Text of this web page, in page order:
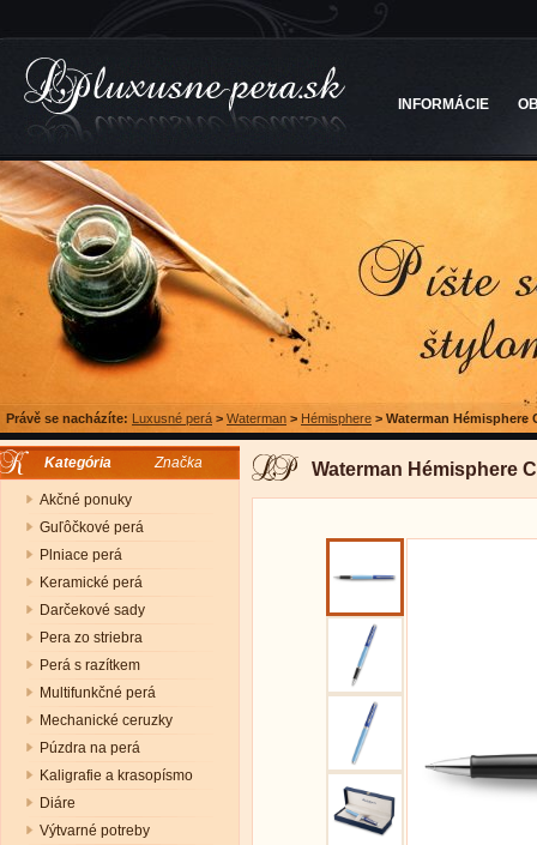
INFORMÁCIE
Právě se nacházíte: Luxusné perá > Waterman > Hémisphere > Waterman Hémisphere
Kategória Značka
Akčné ponuky
Guľôčkové perá
Plniace perá
Keramické perá
Darčekové sady
Pera zo striebra
Perá s razítkem
Multifunkčné perá
Mechanické ceruzky
Púzdra na perá
Kaligrafie a krasopísmo
Diáre
Výtvarné potreby
Waterman Hémisphere